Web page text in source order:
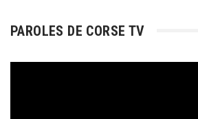
PAROLES DE CORSE TV